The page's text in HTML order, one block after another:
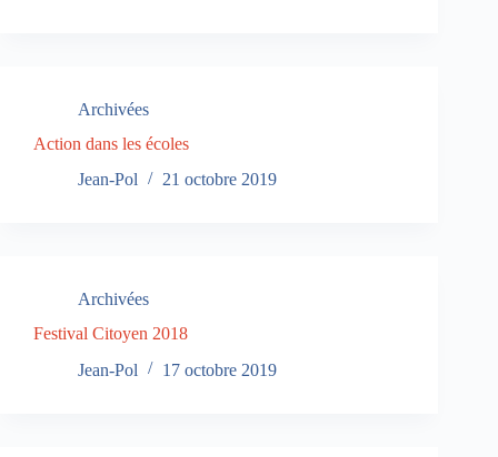
Archivées
Action dans les écoles
Jean-Pol
21 octobre 2019
Archivées
Festival Citoyen 2018
Jean-Pol
17 octobre 2019